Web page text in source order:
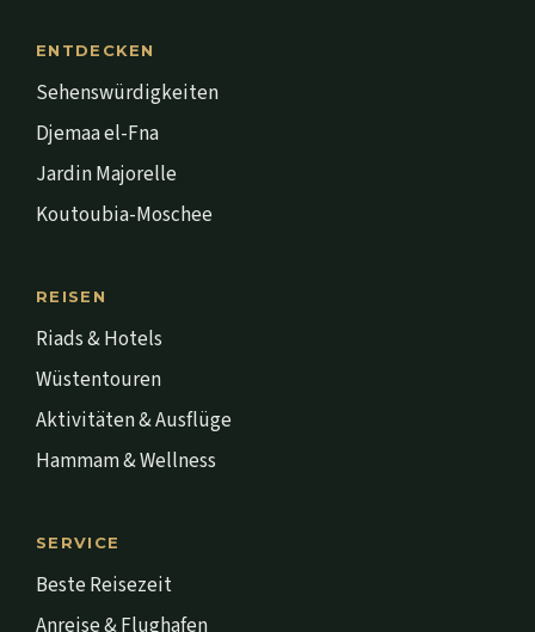
ENTDECKEN
Sehenswürdigkeiten
Djemaa el-Fna
Jardin Majorelle
Koutoubia-Moschee
REISEN
Riads & Hotels
Wüstentouren
Aktivitäten & Ausflüge
Hammam & Wellness
SERVICE
Beste Reisezeit
Anreise & Flughafen